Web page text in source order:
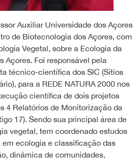
Auxiliar Universidade dos Açores
de Biotecnologia dos Açores, com
Vegetal, sobre a Ecologia da
Açores. Foi responsável pela
técnico-científica dos SIC (Sítios
para a REDE NATURA 2000 nos
científica de dois projetos
4 Relatórios de Monitorização da
17). Sendo sua principal área de
vegetal, tem coordenado estudos
ecologia e classificação das
dinâmica de comunidades,